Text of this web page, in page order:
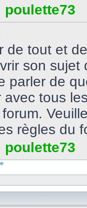
poulette73
de tout et
son sujet
parler de
avec tous
règles du
poulette73